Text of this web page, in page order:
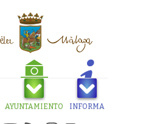
AYUNTAMIENTO INFORMA